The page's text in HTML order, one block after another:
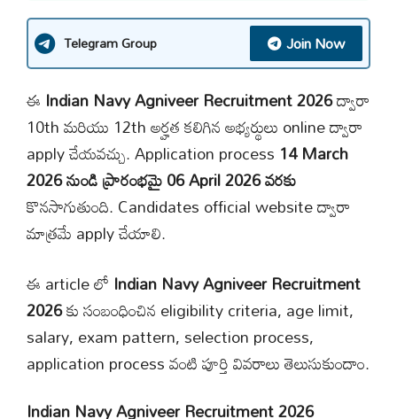
Telegram Group Join Now
ఈ Indian Navy Agniveer Recruitment 2026ద్వారా
10th మరియు 12th అర్హత కలిగిన అభ్యర్థులు online ద్వారా
apply చేయవచ్చు. Application process 14 March
2026 నుండి ప్రారంభమై 06 April 2026 వరకు
కొనసాగుతుంది. Candidates official website ద్వారా
మాత్రమే apply చేయాలి.
ఈ article లో Indian Navy Agniveer Recruitment
2026కు సంబంధించిన eligibility criteria, age limit,
salary, exam pattern, selection process,
application process వంటి పూర్తి వివరాలు తెలుసుకుందాం.
Indian Navy Agniveer Recruitment 2026